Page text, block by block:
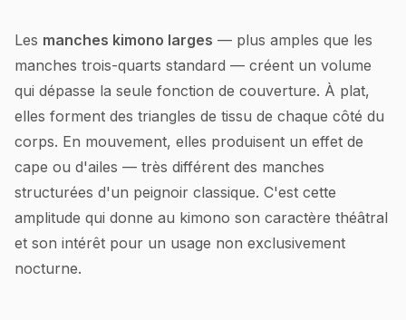
Les manches kimono larges — plus amples que les
manches trois-quarts standard — créent un volume
qui dépasse la seule fonction de couverture. À plat,
elles forment des triangles de tissu de chaque côté du
corps. En mouvement, elles produisent un effet de
cape ou d'ailes — très différent des manches
structurées d'un peignoir classique. C'est cette
amplitude qui donne au kimono son caractère théâtral
et son intérêt pour un usage non exclusivement
nocturne.